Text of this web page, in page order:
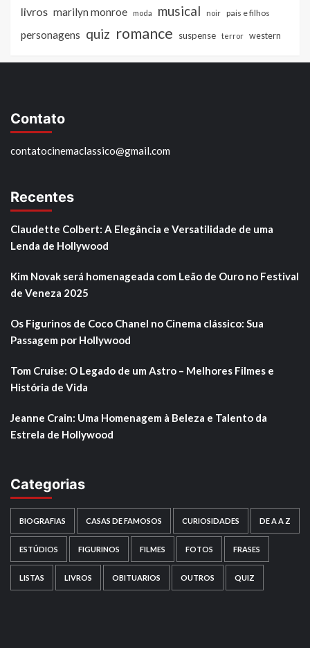
livros marilyn monroe moda musical noir pais e filhos
personagens quiz romance suspense terror western
Contato
contatocinemaclassico@gmail.com
Recentes
Claudette Colbert: A Elegância e Versatilidade de uma
Lenda de Hollywood
Kim Novak será homenageada com Leão de Ouro no Festival
de Veneza 2025
Os Figurinos de Coco Chanel no Cinema clássico: Sua
Passagem por Hollywood
Tom Cruise: O Legado de um Astro – Melhores Filmes e
História de Vida
Jeanne Crain: Uma Homenagem à Beleza e Talento da
Estrela de Hollywood
Categorias
BIOGRAFIAS CASAS DE FAMOSOS CURIOSIDADES DE A A Z
ESTÚDIOS FIGURINOS FILMES FOTOS FRASES
LISTAS LIVROS OBITUARIOS OUTROS QUIZ